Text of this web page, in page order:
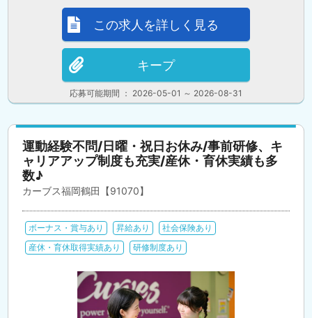
応募可能期間 ： 2026-05-01 ～ 2026-08-31
この求人を詳しく見る
キープ
運動経験不問/日曜・祝日お休み/事前研修、キ
ャリアアップ制度も充実/産休・育休実績も多
数♪
カーブス福岡鶴田【91070】
ボーナス・賞与あり 昇給あり
社会保険あり
産休・育休取得実績あり
研修制度あり